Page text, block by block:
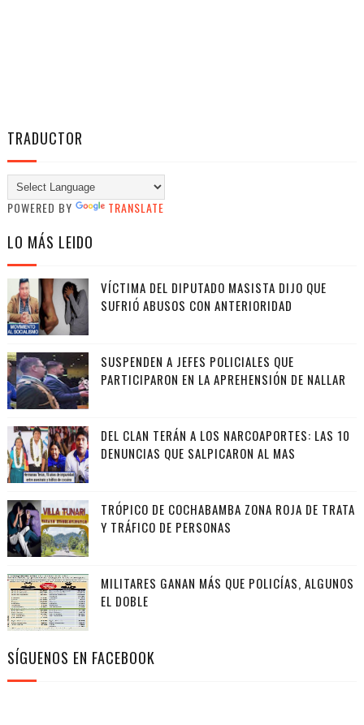
TRADUCTOR
POWERED BY TRANSLATE
LO MÁS LEIDO
VÍCTIMA DEL DIPUTADO MASISTA DIJO QUE
SUFRIÓ ABUSOS CON ANTERIORIDAD
SUSPENDEN A JEFES POLICIALES QUE
PARTICIPARON EN LA APREHENSIÓN DE NALLAR
DEL CLAN TERÁN A LOS NARCOAPORTES: LAS 10
DENUNCIAS QUE SALPICARON AL MAS
TRÓPICO DE COCHABAMBA ZONA ROJA DE TRATA
Y TRÁFICO DE PERSONAS
MILITARES GANAN MÁS QUE POLICÍAS, ALGUNOS
EL DOBLE
SÍGUENOS EN FACEBOOK